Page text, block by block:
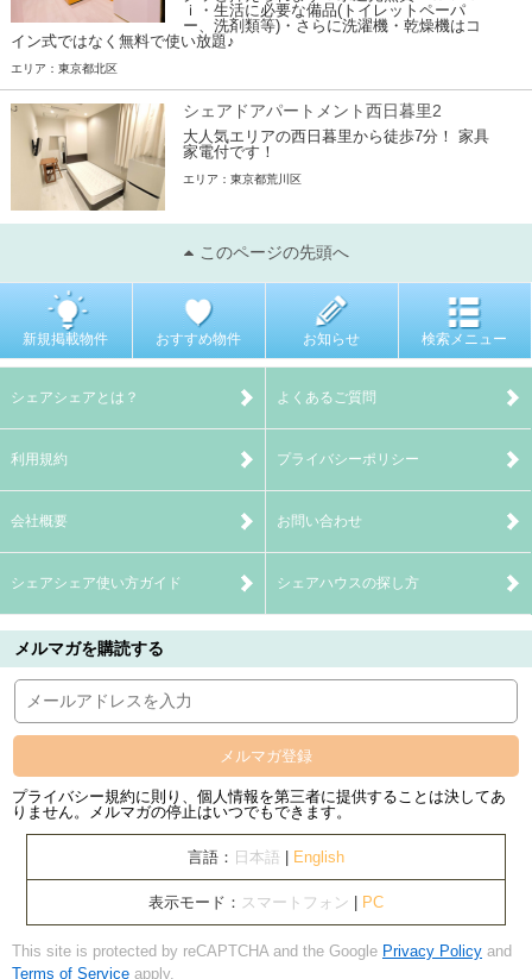
ｉ・生活に必要な備品(トイレットペーパ
ー、洗剤類等)・さらに洗濯機・乾燥機はコ
イン式ではなく無料で使い放題♪
エリア：東京都北区
シェアドアパートメント西日暮里2
大人気エリアの西日暮里から徒歩7分！ 家具
家電付です！
エリア：東京都荒川区
このページの先頭へ
新規掲載物件 おすすめ物件 お知らせ 検索メニュー
シェアシェアとは？ よくあるご質問
利用規約 プライバシーポリシー
会社概要 お問い合わせ
シェアシェア使い方ガイド シェアハウスの探し方
メルマガを購読する
メルマガ登録
プライバシー規約に則り、個人情報を第三者に提供することは決してあ
りません。メルマガの停止はいつでもできます。
言語： 日本語 English
表示モード： スマートフォン PC
This site is protected by reCAPTCHA and the Google Privacy Policy and
Terms of Service apply.